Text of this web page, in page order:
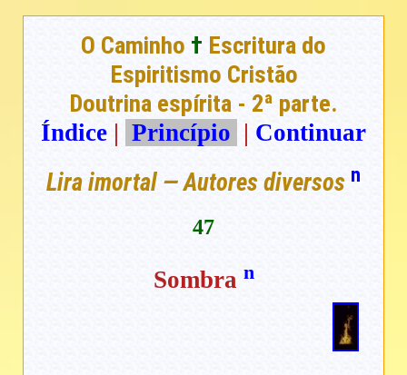
O Caminho † Escritura do
Espiritismo Cristão
Doutrina espírita - 2ª parte.
Índice | Princípio | Continuar
Lira imortal — Autores diversos n
47
Sombra n